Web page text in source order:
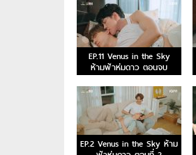
EP.11 Venus in the Sky
ห้ามฟ้าห่มดาว ตอนจบ
EP.2 Venus in the Sky ห้าม